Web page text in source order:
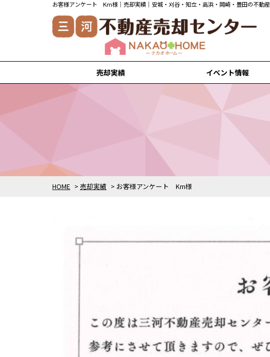
お客様アンケート Km様｜売却実績｜安城・刈谷・知立・高浜・岡崎・豊田の不動
売却実績
安城市の売却実績
刈谷市の売却実績
知立市の売却実績
高浜市の売却実績
岡崎市の売却実績
イベント情報
HOME > 売却実績 > お客様アンケート Km様